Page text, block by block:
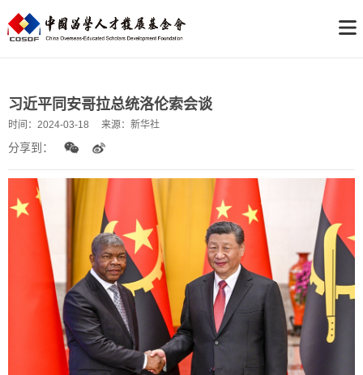
习近平同安哥拉总统洛伦索会谈
时间： 2024-03-18 来源： 新华社
分享到：